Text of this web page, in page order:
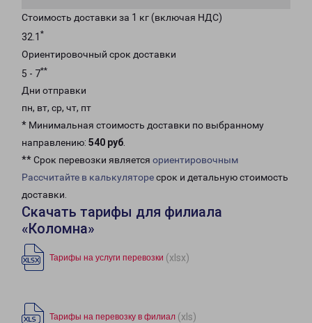
Стоимость доставки за 1 кг (включая НДС)
32.1 *
Ориентировочный срок доставки
5 - 7**
Дни отправки
пн, вт, ср, чт, пт
* Минимальная стоимость доставки по выбранному
направлению: 540 руб.
** Срок перевозки является ориентировочным
Рассчитайте в калькуляторесрок и детальную стоимость
доставки.
Скачать тарифы для филиала
«Коломна»
Тарифы на услуги перевозки (xlsx)
Тарифы на перевозку в филиал (xls)